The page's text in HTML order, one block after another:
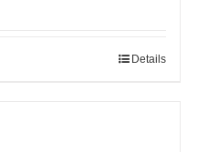
Details